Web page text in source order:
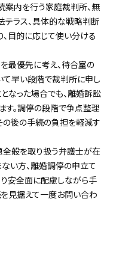
案内を行う家庭裁判所、無
ラス、具体的な戦略判断
目的に応じて使い分ける
最優先に考え、待合室の
早い段階で裁判所に申し
なった場合でも、離婚訴訟
す。調停の段階で争点整理
の後の手続の負担を軽減す
全般を取り扱う弁護士が在
い方、離婚調停の申立て
安全面に配慮しながら手
見据えて一度お問い合わ